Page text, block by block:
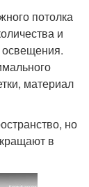
потолка
и
материал
но
в